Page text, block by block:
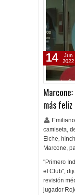
más feliz
camiseta,
Elche,
Marcone,
"Primero
el Club",
revisión
jugador
14
Jun
2022